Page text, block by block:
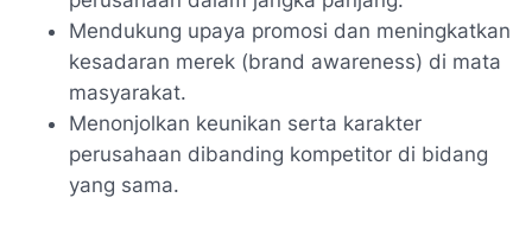
Mendukung upaya promosi dan meningkatkan
kesadaran merek (brand awareness) di mata
masyarakat.
Menonjolkan keunikan serta karakter
perusahaan dibanding kompetitor di bidang
yang sama.